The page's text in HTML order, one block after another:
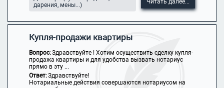
дарения, мены...)
Читать далее...
Купля-продажи квартиры
Вопрос:Здравствуйте ! Хотим осуществить сделку купля-
продажа квартиры и для удобства вызвать нотариус
прямо в эту ...
Ответ:Здравствуйте!
Нотариальные действия совершаются нотариусом на